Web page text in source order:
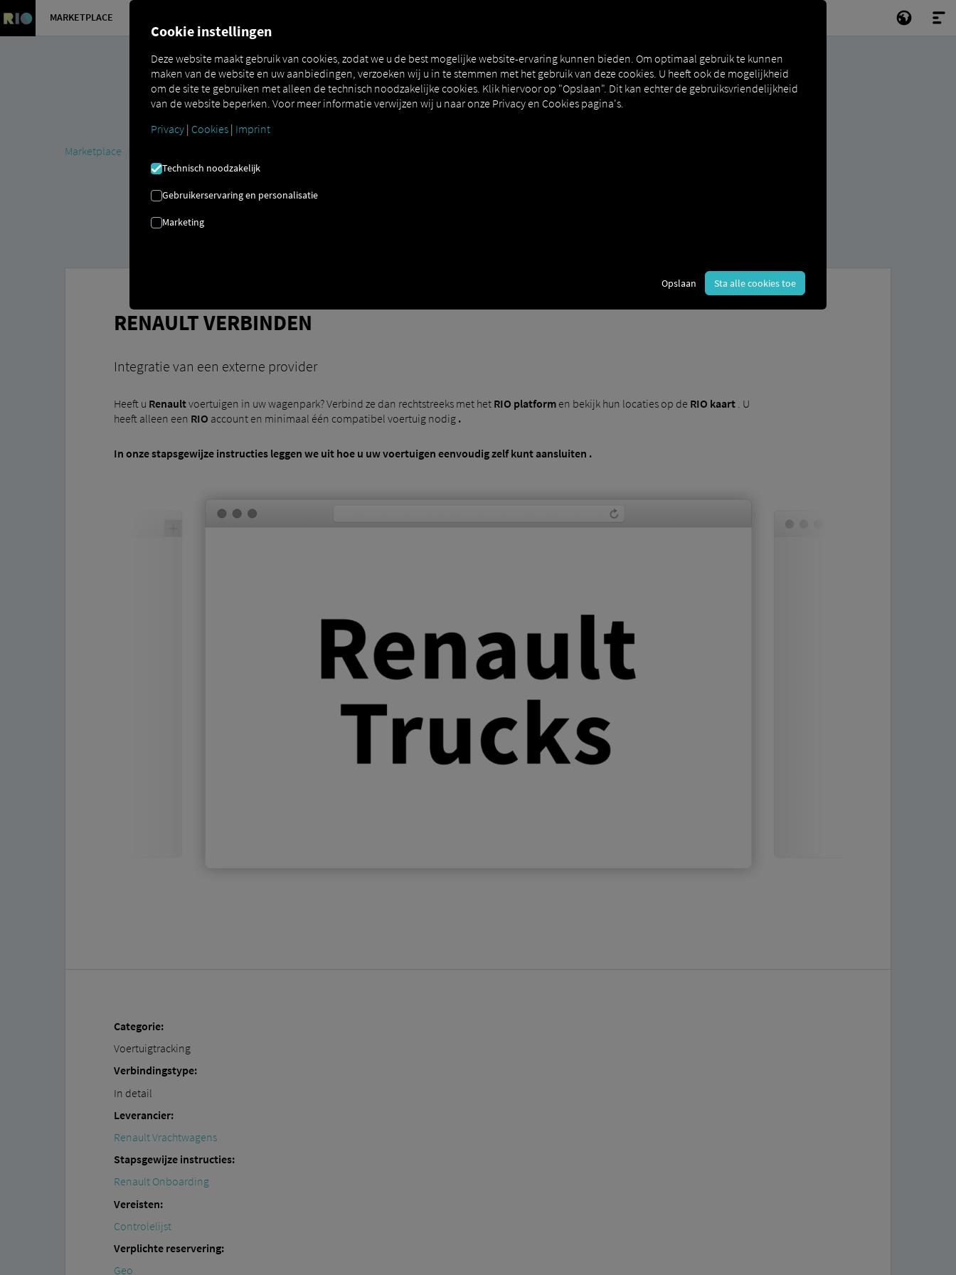
MARKETPLACE
Marketplace
RENAULT VERBINDEN
Integratie van een externe provider
Heeft u Renaultvoertuigen in uw wagenpark? Verbind ze dan rechtstreeks met het RIO platformen bekijk hun locaties op de RIO kaart. U
heeft alleen een RIO account en minimaal één compatibel voertuig nodig .
In onzestapsgewijze instructiesleggen we uit hoe u uw voertuigen eenvoudig zelf kunt aansluiten .
Categorie:
Voertuigtracking
Verbindingstype:
In detail
Leverancier:
Renault Vrachtwagens
Stapsgewijze instructies:
Renault Onboarding
Vereisten:
Controlelijst
Verplichte reservering:
Geo
Cookie instellingen
Deze website maakt gebruik van cookies, zodat we u de best mogelijke website-ervaring kunnen bieden. Om optimaal gebruik te kunnen
maken van de website en uw aanbiedingen, verzoeken wij u in te stemmen met het gebruik van deze cookies. U heeft ook de mogelijkheid
om de site te gebruiken met alleen de technisch noodzakelijke cookies. Klik hiervoor op "Opslaan". Dit kan echter de gebruiksvriendelijkheid
van de website beperken. Voor meer informatie verwijzen wij u naar onze Privacy en Cookies pagina's.
Privacy | Cookies | Imprint
Technisch noodzakelijk
Gebruikerservaring en personalisatie
Marketing
Opslaan Sta alle cookies toe